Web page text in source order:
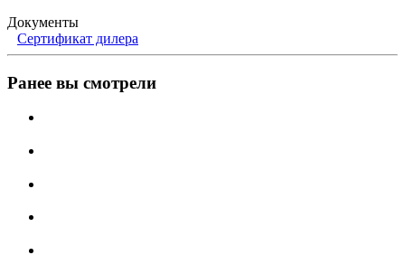
Документы
Сертификат дилера
Ранее вы смотрели